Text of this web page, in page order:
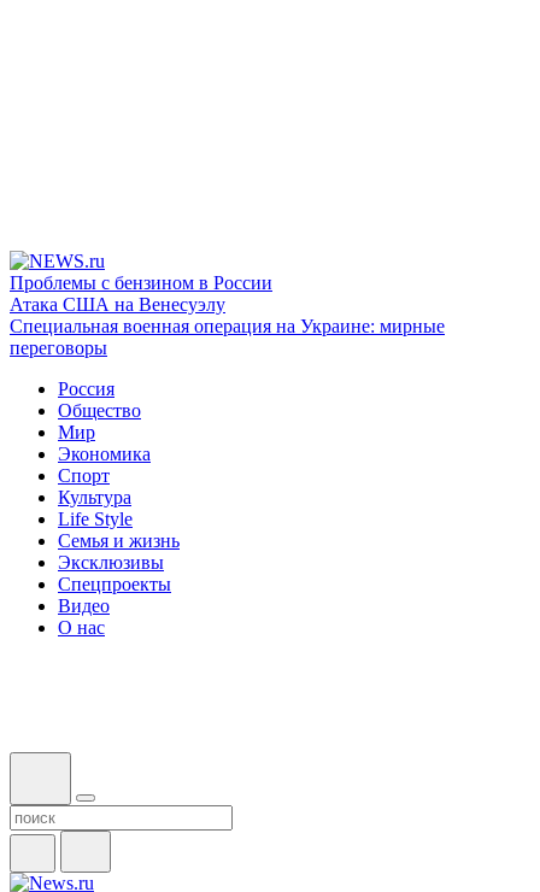
Проблемы с бензином в России
Атака США на Венесуэлу
Специальная военная операция на Украине: мирные
переговоры
Россия
Общество
Мир
Экономика
Спорт
Культура
Life Style
Семья и жизнь
Эксклюзивы
Спецпроекты
Видео
О нас